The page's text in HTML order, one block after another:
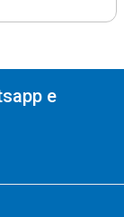
e